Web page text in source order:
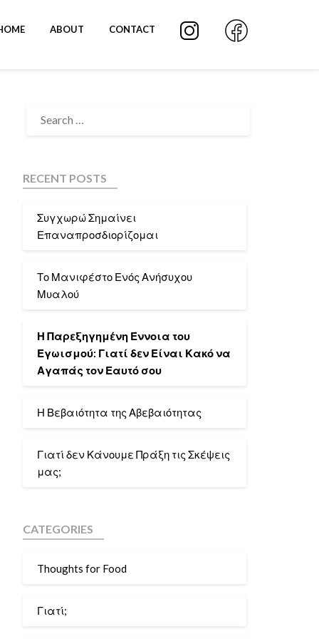
ABOUT CONTACT
RECENT POSTS
Συγχωρώ Σημαίνει
Επαναπροσδιορίζομαι
Το Μανιφέστο Ενός Ανήσυχου
Μυαλού
Η Παρεξηγημένη Έννοια του
Εγωισμού: Γιατί δεν Είναι Κακό να
Αγαπάς τον Εαυτό σου
Η Βεβαιότητα της Αβεβαιότητας
Γιατί δεν Κάνουμε Πράξη τις Σκέψεις
μας;
CATEGORIES
Thoughts for Food
Γιατί;